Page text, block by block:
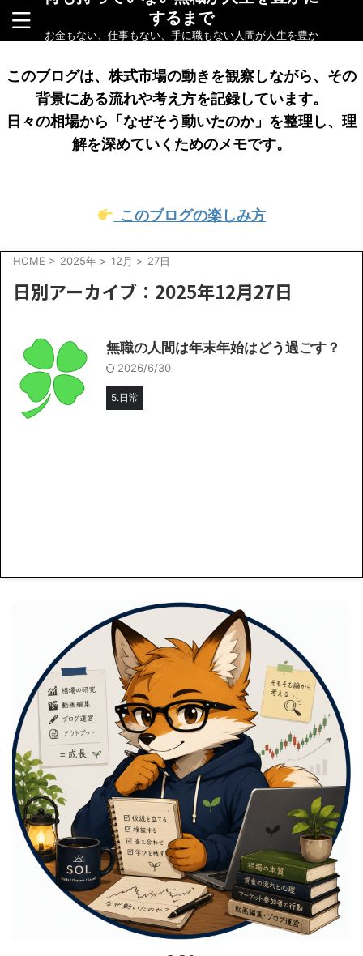
するまで
お金もない、仕事もない、手に職もない人間が人生を豊か
このブログは、株式市場の動きを観察しながら、その
背景にある流れや考え方を記録しています。
日々の相場から「なぜそう動いたのか」を整理し、理
解を深めていくためのメモです。
このブログの楽しみ方
HOME > 2025年 > 12月 > 27日
日別アーカイブ：2025年12月27日
無職の人間は年末年始はどう過ごす？
2026/6/30
5.日常